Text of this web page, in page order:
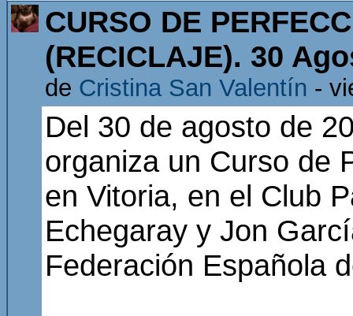
CURSO DE
(RECICLAJE). 30
de Cristina San Valentín -
Del 30 de agosto de
organiza un Curso de
en Vitoria, en el Club
Echegaray y Jon
Federación Española